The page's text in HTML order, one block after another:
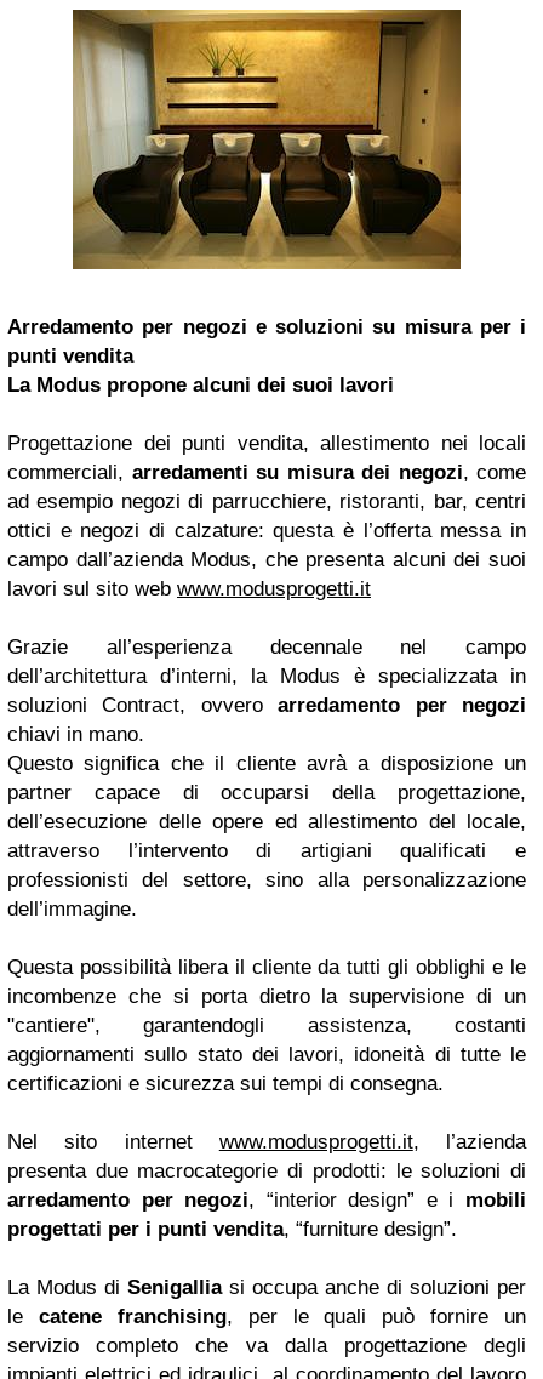
Arredamento per negozi e soluzioni su misura per i
punti vendita
La Modus propone alcuni dei suoi lavori
Progettazione dei punti vendita, allestimento nei locali
commerciali, arredamenti su misura dei negozi, come
ad esempio negozi di parrucchiere, ristoranti, bar, centri
ottici e negozi di calzature: questa è l’offerta messa in
campo dall’azienda Modus, che presenta alcuni dei suoi
lavori sul sito web www.modusprogetti.it
Grazie all’esperienza decennale nel campo
dell’architettura d’interni, la Modus è specializzata in
soluzioni Contract, ovveroarredamento per negozi
chiavi in mano.
Questo significa che il cliente avrà a disposizione un
partner capace di occuparsi della progettazione,
dell’esecuzione delle opere ed allestimento del locale,
attraverso l’intervento di artigiani qualificati e
professionisti del settore, sino alla personalizzazione
dell’immagine.
Questa possibilità libera il cliente da tutti gli obblighi e le
incombenze che si porta dietro la supervisione di un
"cantiere", garantendogli assistenza, costanti
aggiornamenti sullo stato dei lavori, idoneità di tutte le
certificazioni e sicurezza sui tempi di consegna.
Nel sito internet www.modusprogetti.it, l’azienda
presenta due macrocategorie di prodotti: le soluzioni di
arredamento per negozi, “interior design” e i mobili
progettati per i punti vendita, “furniture design”.
La Modus di Senigalliasi occupa anche di soluzioni per
le catene franchising, per le quali può fornire un
servizio completo che va dalla progettazione degli